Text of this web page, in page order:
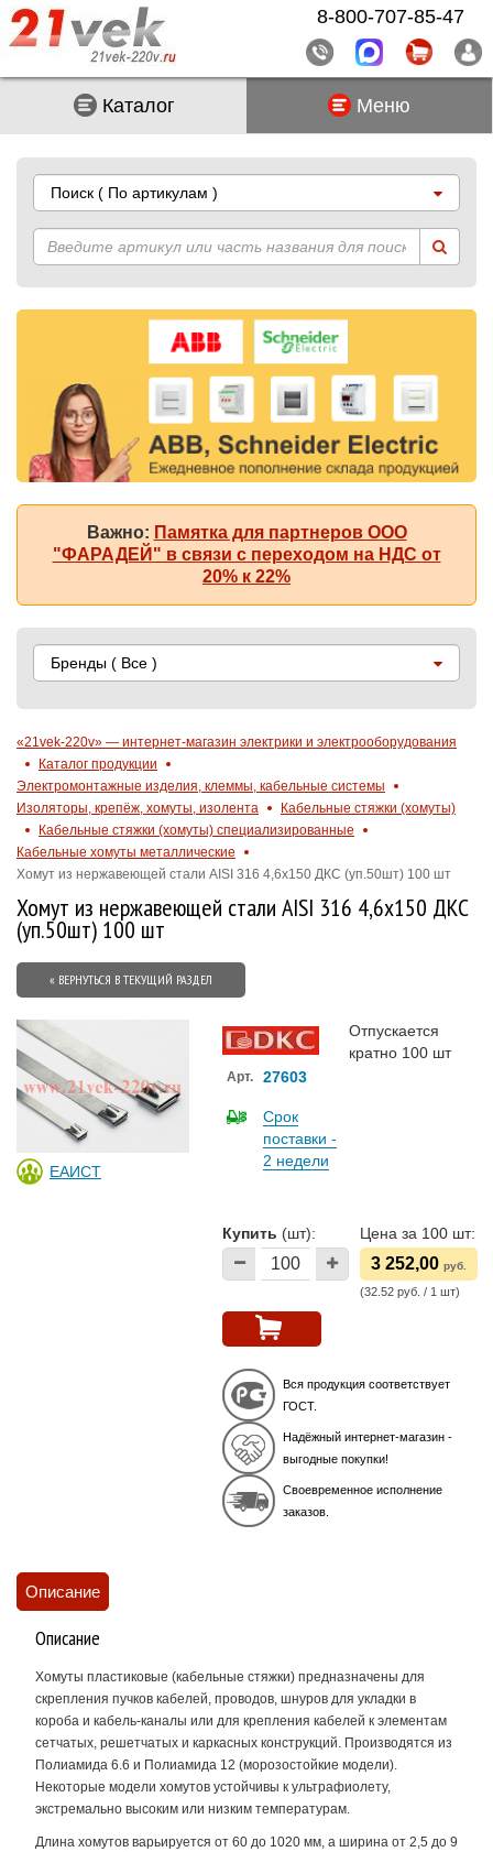
Каталог Меню
Поиск ( По артикулам )
Важно: Памятка для партнеров ООО
"ФАРАДЕЙ" в связи с переходом на НДС от
20% к 22%
Бренды ( Все )
«21vek-220v» — интернет-магазин электрики и электрооборудования
Каталог продукции
Электромонтажные изделия, клеммы, кабельные системы
Изоляторы, крепёж, хомуты, изолента
Кабельные стяжки (хомуты)
Кабельные стяжки (хомуты) специализированные
Кабельные хомуты металлические
Хомут из нержавеющей стали AISI 316 4,6х150 ДКС (уп.50шт) 100 шт
Хомут из нержавеющей стали AISI 316 4,6х150 ДКС
(уп.50шт) 100 шт
« ВЕРНУТЬСЯ В ТЕКУЩИЙ РАЗДЕЛ
ЕАИСТ
Арт. 27603
Срок
поставки -
2 недели
Отпускается
кратно 100 шт
Купить (шт): Цена за 100 шт:
3 252,00 руб.
(32.52 руб. / 1 шт)
Вся продукция соответствует
ГОСТ.
Надёжный интернет-магазин -
выгодные покупки!
Своевременное исполнение
заказов.
Описание
Описание
Хомуты пластиковые (кабельные стяжки) предназначены для
скрепления пучков кабелей, проводов, шнуров для укладки в
короба и кабель-каналы или для крепления кабелей к элементам
сетчатых, решетчатых и каркасных конструкций. Производятся из
Полиамида 6.6 и Полиамида 12 (морозостойкие модели).
Некоторые модели хомутов устойчивы к ультрафиолету,
экстремально высоким или низким температурам.
Длина хомутов варьируется от 60 до 1020 мм, а ширина от 2,5 до 9
8-800-707-85-47